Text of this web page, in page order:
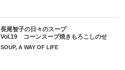
長尾智子の日々のスープ
Vol.19 コーンスープ焼きもろこしのせ
SOUP, A WAY OF LIFE